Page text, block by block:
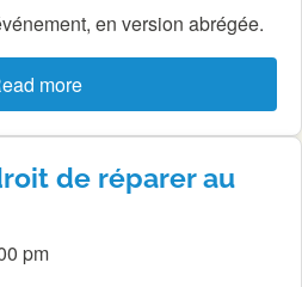
en version abrégée.
more
de réparer au
pm